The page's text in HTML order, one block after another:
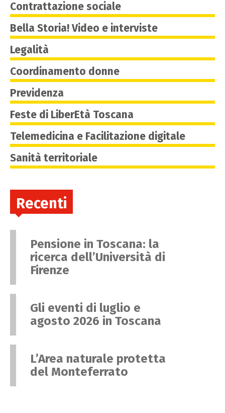
Contrattazione sociale
Bella Storia! Video e interviste
Legalità
Coordinamento donne
Previdenza
Feste di LiberEtà Toscana
Telemedicina e Facilitazione digitale
Sanità territoriale
Recenti
Pensione in Toscana: la
ricerca dell’Università di
Firenze
Gli eventi di luglio e
agosto 2026 in Toscana
L’Area naturale protetta
del Monteferrato